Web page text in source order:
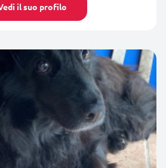
il suo profilo